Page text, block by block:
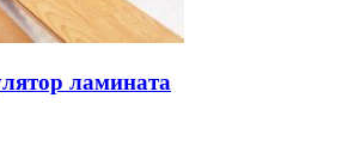
ламината